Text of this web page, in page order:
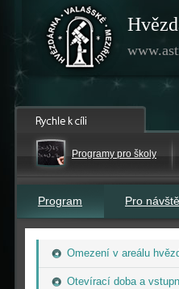
Programy pro školy
Program Pro
Omezení v areálu
Otevírací doba a